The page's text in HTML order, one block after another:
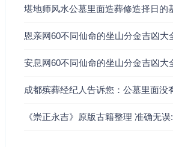
风则散，界为则止。意思是说生气遇水
穴前有水环抱是聚气首要条件。
风水学重视砂环水抱，因为水抱可
为吉穴的条件，故此《葬经》说：风水
堪地师风水公墓里面造葬修造择日的